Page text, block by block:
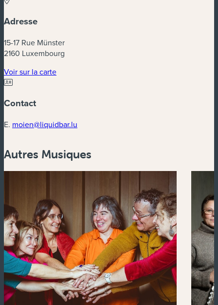
Adresse
15-17 Rue Münster
2160 Luxembourg
Voir sur la carte(nouvelle fenêtre)
Contact
E. moien@liquidbar.lu
Autres Musiques